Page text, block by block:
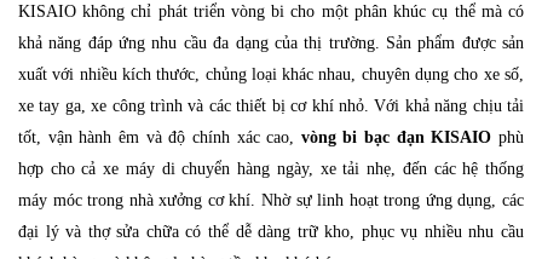
KISAIO không chỉ phát triển vòng bi cho một phân khúc cụ thể mà có
khả năng đáp ứng nhu cầu đa dạng của thị trường. Sản phẩm được sản
xuất với nhiều kích thước, chủng loại khác nhau, chuyên dụng cho xe số,
xe tay ga, xe công trình và các thiết bị cơ khí nhỏ. Với khả năng chịu tải
tốt, vận hành êm và độ chính xác cao, vòng bi bạc đạn KISAIO phù
hợp cho cả xe máy di chuyển hàng ngày, xe tải nhẹ, đến các hệ thống
máy móc trong nhà xưởng cơ khí. Nhờ sự linh hoạt trong ứng dụng, các
đại lý và thợ sửa chữa có thể dễ dàng trữ kho, phục vụ nhiều nhu cầu